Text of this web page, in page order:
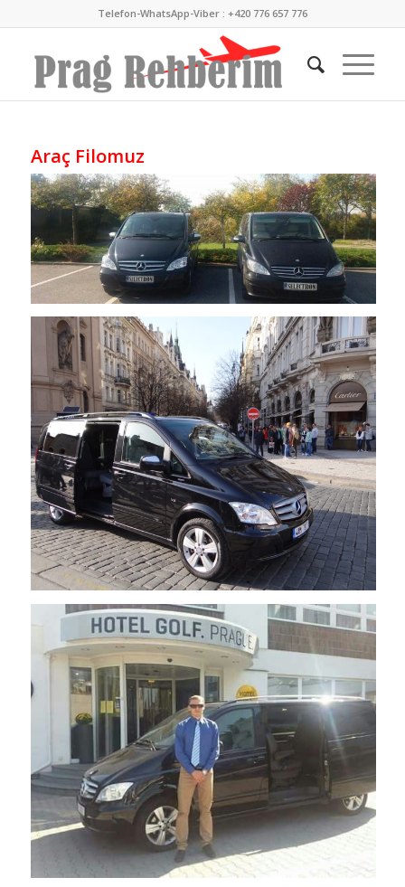
Telefon-WhatsApp-Viber : +420 776 657 776
Araç Filomuz